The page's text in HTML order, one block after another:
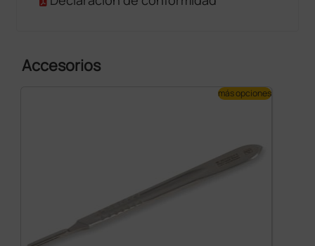
Accesorios
más opciones